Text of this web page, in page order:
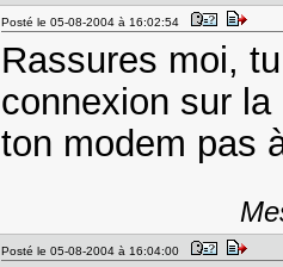
Posté le 05-08-2004 à 16:02:54
Rassures moi,
connexion sur
ton modem pas
Posté le 05-08-2004 à 16:04:00